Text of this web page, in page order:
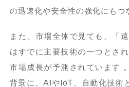
の迅速化や安全性の強化にもつ
また、市場全体で見ても、「
はすでに主要技術の一つとさ
市場成長が予測されています
背景に、AIやIoT、自動化技術